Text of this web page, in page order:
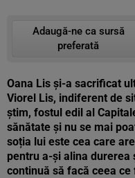
Adaugă-ne ca sursă
preferată
Oana Lis și-a sacrificat
Viorel Lis, indiferent de
știm, fostul edil al
sănătate și nu se mai
soția lui este cea care
pentru a-și alina durerea
continuă să facă ceea